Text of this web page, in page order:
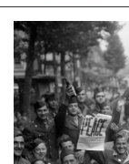
LATIN-AMERIKA
KÖZEL-KELET